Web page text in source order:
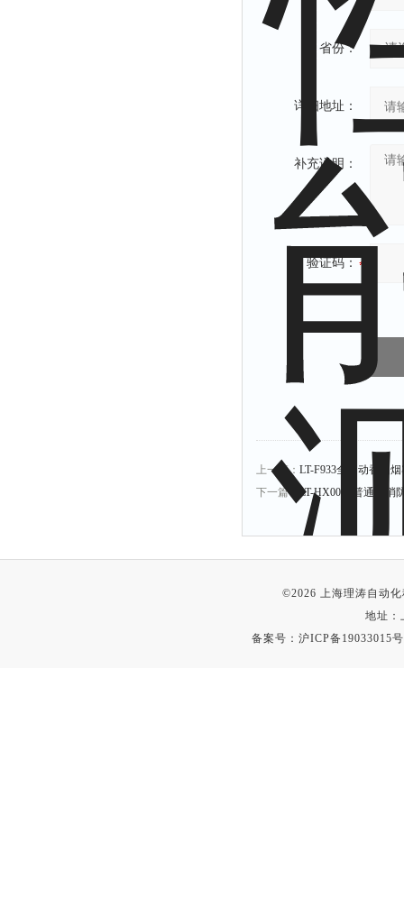
省份：
详细地址：
补充说明：
验证码：
上一篇： LT-F933全自动香烟
下一篇：
LT-HX002P普通款消
©2026 上海理涛自动
地址：
备案号： 沪ICP备19033015